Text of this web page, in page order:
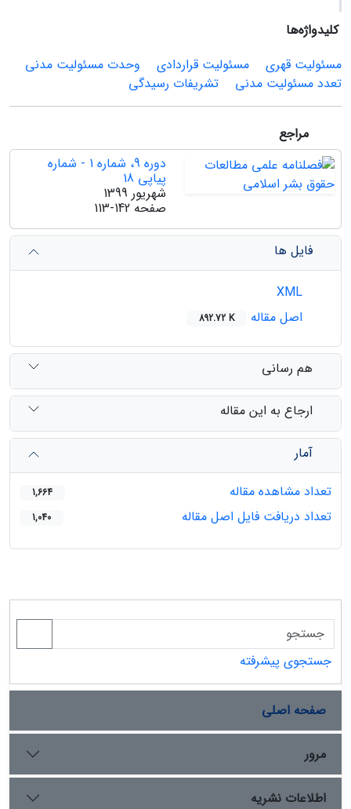
کلیدواژه‌ها
مسئولیت قهری
مسئولیت قراردادی
وحدت مسئولیت مدنی
تعدد مسئولیت مدنی
تشریفات رسیدگی
مراجع
دوره 9، شماره 1 - شماره
پیاپی 18
شهریور 1399
صفحه 113-142
فایل ها
اصل مقاله
892.72 K
هم رسانی
ارجاع به این مقاله
آمار
تعداد مشاهده مقاله
1,664
تعداد دریافت فایل اصل مقاله 1,040
جستجوی پیشرفته
صفحه اصلی
مرور
اطلاعات نشریه